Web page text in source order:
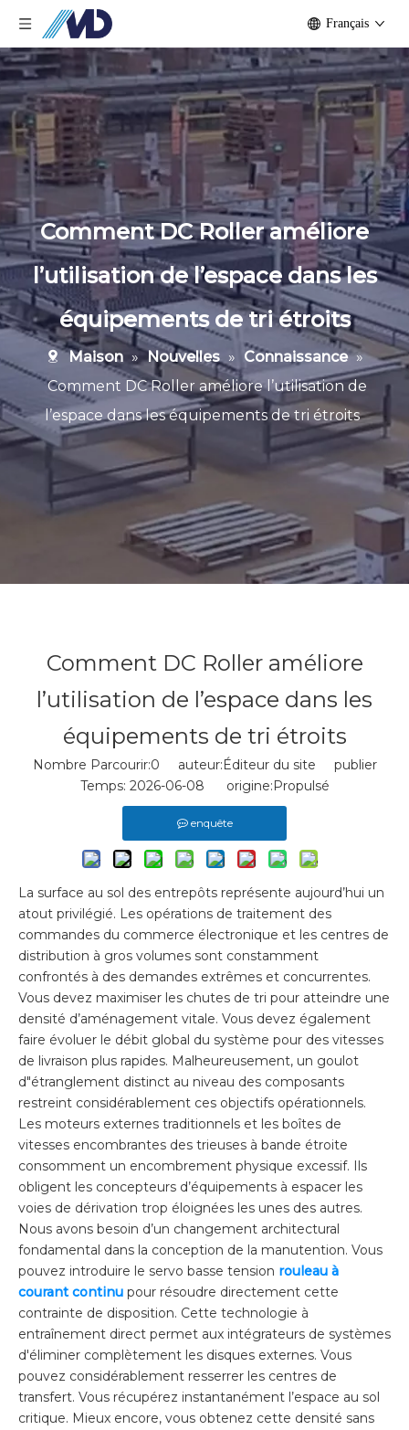
Français
Comment DC Roller améliore
l’utilisation de l’espace dans les
équipements de tri étroits
Maison » Nouvelles » Connaissance »
Comment DC Roller améliore l’utilisation de
l’espace dans les équipements de tri étroits
Comment DC Roller améliore
l’utilisation de l’espace dans les
équipements de tri étroits
Nombre Parcourir:0 auteur:Éditeur du site publier
Temps: 2026-06-08 origine:Propulsé
enquête
La surface au sol des entrepôts représente aujourd’hui un
atout privilégié. Les opérations de traitement des
commandes du commerce électronique et les centres de
distribution à gros volumes sont constamment
confrontés à des demandes extrêmes et concurrentes.
Vous devez maximiser les chutes de tri pour atteindre une
densité d’aménagement vitale. Vous devez également
faire évoluer le débit global du système pour des vitesses
de livraison plus rapides. Malheureusement, un goulot
d"étranglement distinct au niveau des composants
restreint considérablement ces objectifs opérationnels.
Les moteurs externes traditionnels et les boîtes de
vitesses encombrantes des trieuses à bande étroite
consomment un encombrement physique excessif. Ils
obligent les concepteurs d’équipements à espacer les
voies de dérivation trop éloignées les unes des autres.
Nous avons besoin d’un changement architectural
fondamental dans la conception de la manutention. Vous
pouvez introduire le servo basse tension rouleau à
courant continu pour résoudre directement cette
contrainte de disposition. Cette technologie à
entraînement direct permet aux intégrateurs de systèmes
d'éliminer complètement les disques externes. Vous
pouvez considérablement resserrer les centres de
transfert. Vous récupérez instantanément l’espace au sol
critique. Mieux encore, vous obtenez cette densité sans